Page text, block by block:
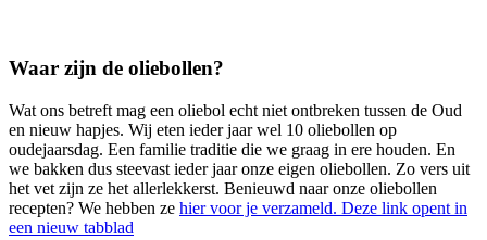
Waar zijn de oliebollen?
Wat ons betreft mag een oliebol echt niet ontbreken tussen de Oud
en nieuw hapjes. Wij eten ieder jaar wel 10 oliebollen op
oudejaarsdag. Een familie traditie die we graag in ere houden. En
we bakken dus steevast ieder jaar onze eigen oliebollen. Zo vers uit
het vet zijn ze het allerlekkerst. Benieuwd naar onze oliebollen
recepten? We hebben ze hier voor je verzameld. Deze link opent in
een nieuw tabblad